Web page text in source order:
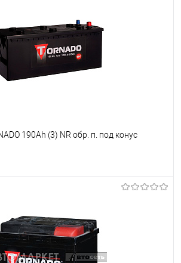
190Ah (3) NR обр. п. под конус
Недоступно